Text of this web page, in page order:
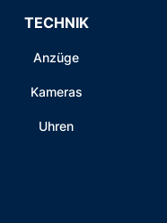
TECHNIK
Anzüge
Kameras
Uhren